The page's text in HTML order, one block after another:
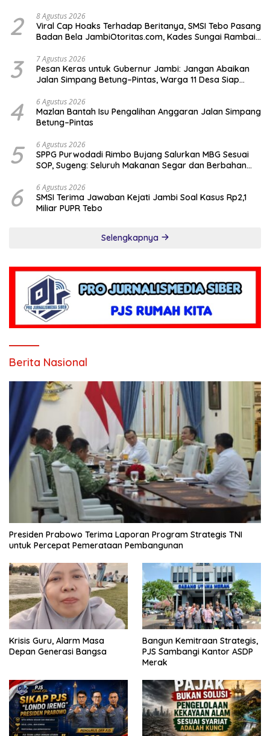
2 8 Agustus 2026
Viral Cap Hoaks Terhadap Beritanya, SMSI Tebo Pasang
Badan Bela JambiOtoritas.com, Kades Sungai Rambai
3 7 Agustus 2026
Pesan Keras untuk Gubernur Jambi: Jangan Abaikan
Jalan Simpang Betung–Pintas, Warga 11 Desa Siap
4 6 Agustus 2026
Mazlan Bantah Isu Pengalihan Anggaran Jalan Simpang
Betung–Pintas
5 6 Agustus 2026
SPPG Purwodadi Rimbo Bujang Salurkan MBG Sesuai
SOP, Sugeng: Seluruh Makanan Segar dan Berbahan
6 6 Agustus 2026
SMSI Terima Jawaban Kejati Jambi Soal Kasus Rp2,1
Miliar PUPR Tebo
Selengkapnya
Berita Nasional
Presiden Prabowo Terima Laporan Program Strategis TNI
untuk Percepat Pemerataan Pembangunan
Krisis Guru, Alarm Masa
Depan Generasi Bangsa
Bangun Kemitraan Strategis,
PJS Sambangi Kantor ASDP
Merak